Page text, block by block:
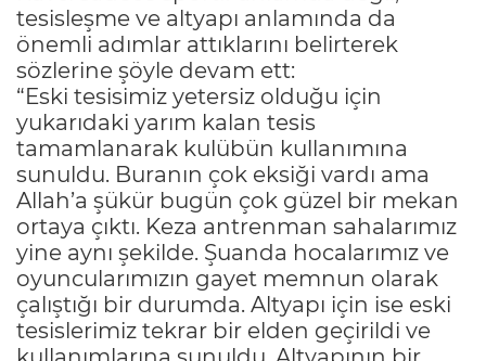
tesisleşme ve altyapı anlamında da
önemli adımlar attıklarını belirterek
sözlerine şöyle devam ett:
“Eski tesisimiz yetersiz olduğu için
yukarıdaki yarım kalan tesis
tamamlanarak kulübün kullanımına
sunuldu. Buranın çok eksiği vardı ama
Allah’a şükür bugün çok güzel bir mekan
ortaya çıktı. Keza antrenman sahalarımız
yine aynı şekilde. Şuanda hocalarımız ve
oyuncularımızın gayet memnun olarak
çalıştığı bir durumda. Altyapı için ise eski
tesislerimiz tekrar bir elden geçirildi ve